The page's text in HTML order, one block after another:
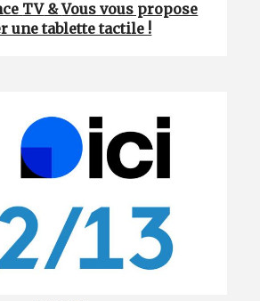
TV&Vous vous propose
une tablette tactile !